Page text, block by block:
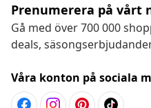
Prenumerera på vårt
Gå med över 700 000
deals,
Våra konton på sociala